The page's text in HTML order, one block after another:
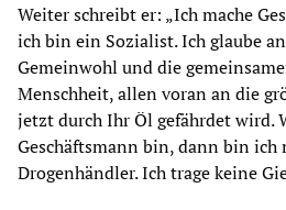
Weiter schreibt er: „Ich mache
ich bin ein Sozialist. Ich glaube
Gemeinwohl und die
Menschheit, allen voran an die
jetzt durch Ihr Öl gefährdet wird.
Geschäftsmann bin, dann bin ich
Drogenhändler. Ich trage keine